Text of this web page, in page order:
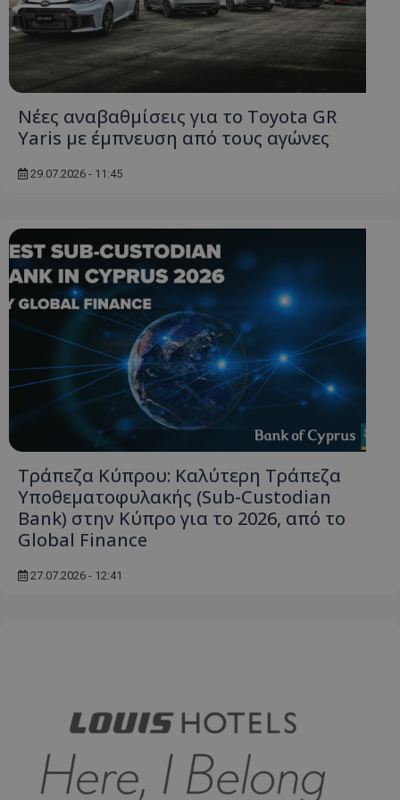
Νέες αναβαθμίσεις για το Toyota GR
Yaris με έμπνευση από τους αγώνες
29.07.2026 - 11:45
Τράπεζα Κύπρου: Καλύτερη Τράπεζα
Υποθεματοφυλακής (Sub-Custodian
Bank) στην Κύπρο για το 2026, από το
Global Finance
27.07.2026 - 12:41
Ονοματεπώνυμο
Προμηθευτής
Πεδίο
usprivacy
.lifenewscy.tothemaonline.com
VISITOR_PRIVACY_METADATA
YouTube
.youtube.com